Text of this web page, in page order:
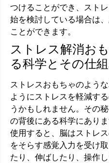
つけることができ、スト
始を検討している場合は
ことができます。
ストレス解消お
る科学とその仕
ストレスおもちゃのよう
ようにストレスを軽減す
うかもしれません。その
の背後にある科学にあり
使用すると、脳はストレ
をそらす感覚入力を受け
たり、伸ばしたり、操作